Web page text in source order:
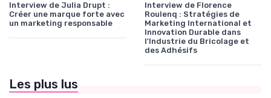
Interview de Julia Drupt :
Créer une marque forte avec
un marketing responsable
Interview de Florence
Roulenq : Stratégies de
Marketing International et
Innovation Durable dans
l'Industrie du Bricolage et
des Adhésifs
Les plus lus